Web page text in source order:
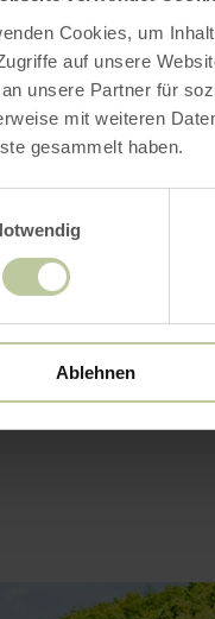
Cookies, um
auf unsere
unsere Partner für
mit weiteren
gesammelt haben.
Ablehnen